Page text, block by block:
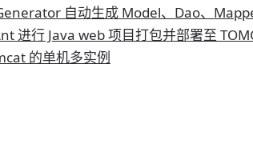
自动生成 Model、Dao、
进行 Java web 项目打包并部署至
的单机多实例